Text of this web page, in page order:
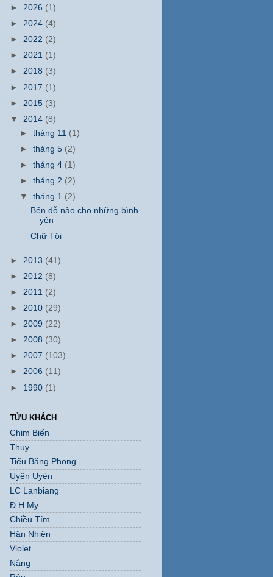
► 2026 (1)
► 2024 (4)
► 2022 (2)
► 2021 (1)
► 2018 (3)
► 2017 (1)
► 2015 (3)
▼ 2014 (8)
►tháng 11 (1)
►tháng 5 (2)
►tháng 4 (1)
►tháng 2 (2)
▼tháng 1 (2)
Bến đỗ nào cho những bình
yên
Chữ Tôi
► 2013 (41)
► 2012 (8)
► 2011 (2)
► 2010 (29)
► 2009 (22)
► 2008 (30)
► 2007 (103)
► 2006 (11)
► 1990 (1)
TỬU KHÁCH
Chim Biển
Thụy
Tiểu Băng Phong
Uyên Uyên
LC Lanbiang
Đ.H.My
Chiều Tím
Hân Nhiên
Violet
Nắng